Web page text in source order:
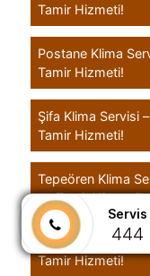
Servis
444
Tamir Hizmeti!
Postane Klima
Tamir Hizmeti!
Şifa Klima Servisi
Tamir Hizmeti!
Tepeören Klima
ve Tamir Hizmeti!
Yayla Klima
Tamir Hizmeti!